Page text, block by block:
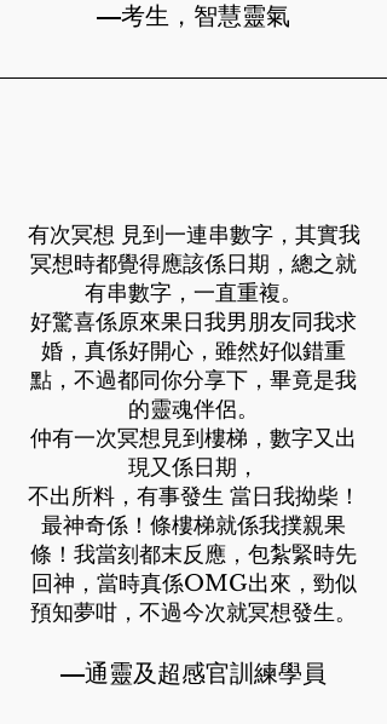
—考生，智慧靈氣
有次冥想 見到一連串數字，其實我
冥想時都覺得應該係日期，總之就
有串數字，一直重複。
好驚喜係原來果日我男朋友同我求
婚，真係好開心，雖然好似錯重
點，不過都同你分享下，畢竟是我
的靈魂伴侶。
仲有一次冥想見到樓梯，數字又出
現又係日期，
不出所料，有事發生 當日我拗柴！
最神奇係！條樓梯就係我撲親果
條！我當刻都末反應，包紮緊時先
回神，當時真係OMG出來，勁似
預知夢咁，不過今次就冥想發生。
—通靈及超感官訓練學員